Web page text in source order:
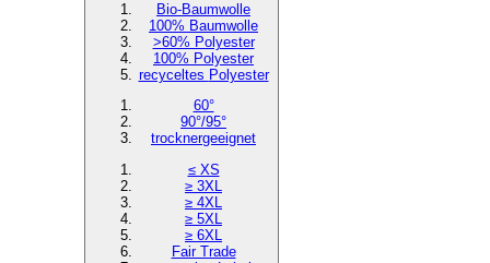
Bio-Baumwolle
100% Baumwolle
>60% Polyester
100% Polyester
recyceltes Polyester
60°
90°/95°
trocknergeeignet
≤ XS
≥ 3XL
≥ 4XL
≥ 5XL
≥ 6XL
Fair Trade